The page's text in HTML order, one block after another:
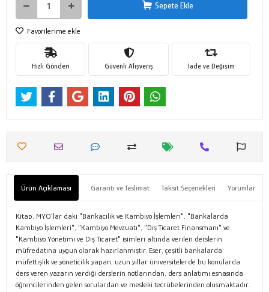
Sepete Ekle
Favorilerime ekle
Hızlı Gönderi Güvenli Alışveriş İade ve Değişim
Ürün Açıklaması Garanti ve Teslimat Taksit Seçenekleri Yorumlar
Kitap, MYO'lar daki "Bankacılık ve Kambiyo İşlemleri", "Bankalarda
Kambiyo İşlemleri", "Kambiyo Mevzuatı", "Dış Ticaret Finansmanı" ve
"Kambiyo Yönetimi ve Dış Ticaret" isimleri altında verilen derslerin
müfredatına uygun olarak hazırlanmıştır. Eser, çeşitli bankalarda
müfettişlik ve yöneticilik yapan; uzun yıllar üniversitelerde bu konularda
ders veren yazarın verdiği derslerin notlarından, ders anlatımı esnasında
öğrencilerinden gelen sorulardan ve mesleki tecrübelerinden oluşmaktadır.